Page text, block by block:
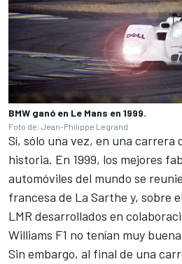
BMW ganó en Le Mans en 1999.
Foto de: Jean-Philippe Legrand
Sí, sólo una vez, en una carrera
historia. En 1999, los mejores
automóviles del mundo se
francesa de La Sarthe y, sobre
LMR desarrollados en
Williams F1 no tenían muy
Sin embargo, al final de una